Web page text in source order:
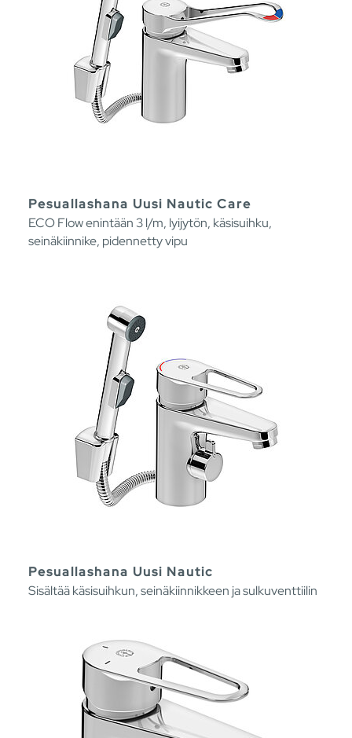
Pesuallashana Uusi Nautic Care
ECO Flow enintään 3 l/m, lyijytön, käsisuihku,
seinäkiinnike, pidennetty vipu
Pesuallashana Uusi Nautic
Sisältää käsisuihkun, seinäkiinnikkeen ja sulkuventtiilin